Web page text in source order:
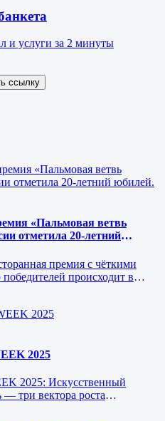
и услуги за 2 минуты
ссылку
«Пальмовая ветвь
отметила 20-летний
премия с чёткими
происходит в
2025
2025: Искусственный
три вектора роста